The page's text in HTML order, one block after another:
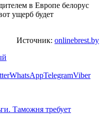
в Европе белорус
ущерб будет
Источник: onlinebrest.by
WhatsAppTelegramViber
Таможня требует